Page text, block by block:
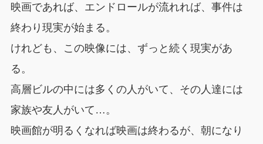
映画であれば、エンドロールが流れれば、事件は
終わり現実が始まる。
けれども、この映像には、ずっと続く現実があ
る。
高層ビルの中には多くの人がいて、その人達には
家族や友人がいて…。
映画館が明るくなれば映画は終わるが、朝になり